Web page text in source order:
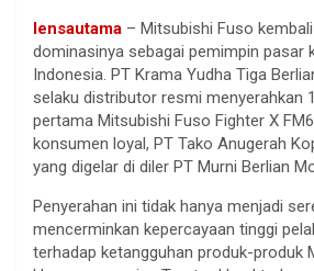
lensautama – Mitsubishi Fuso
dominasinya sebagai pemimpin pasar
Indonesia. PT Krama Yudha Tiga
selaku distributor resmi menyerahkan
pertama Mitsubishi Fuso Fighter X
konsumen loyal, PT Tako Anugerah
yang digelar di diler PT Murni Berlian
Penyerahan ini tidak hanya menjadi
mencerminkan kepercayaan tinggi
terhadap ketangguhan produk-produk